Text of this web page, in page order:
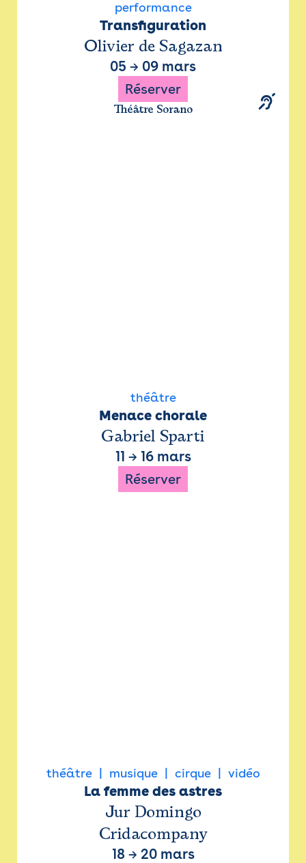
performance
Transfiguration
Olivier de Sagazan
05 → 09 mars
Réserver
Théâtre Sorano
théâtre
Menace chorale
Gabriel Sparti
11 → 16 mars
Réserver
théâtre musique cirque vidéo
La femme des astres
Jur Domingo
Cridacompany
18 → 20 mars